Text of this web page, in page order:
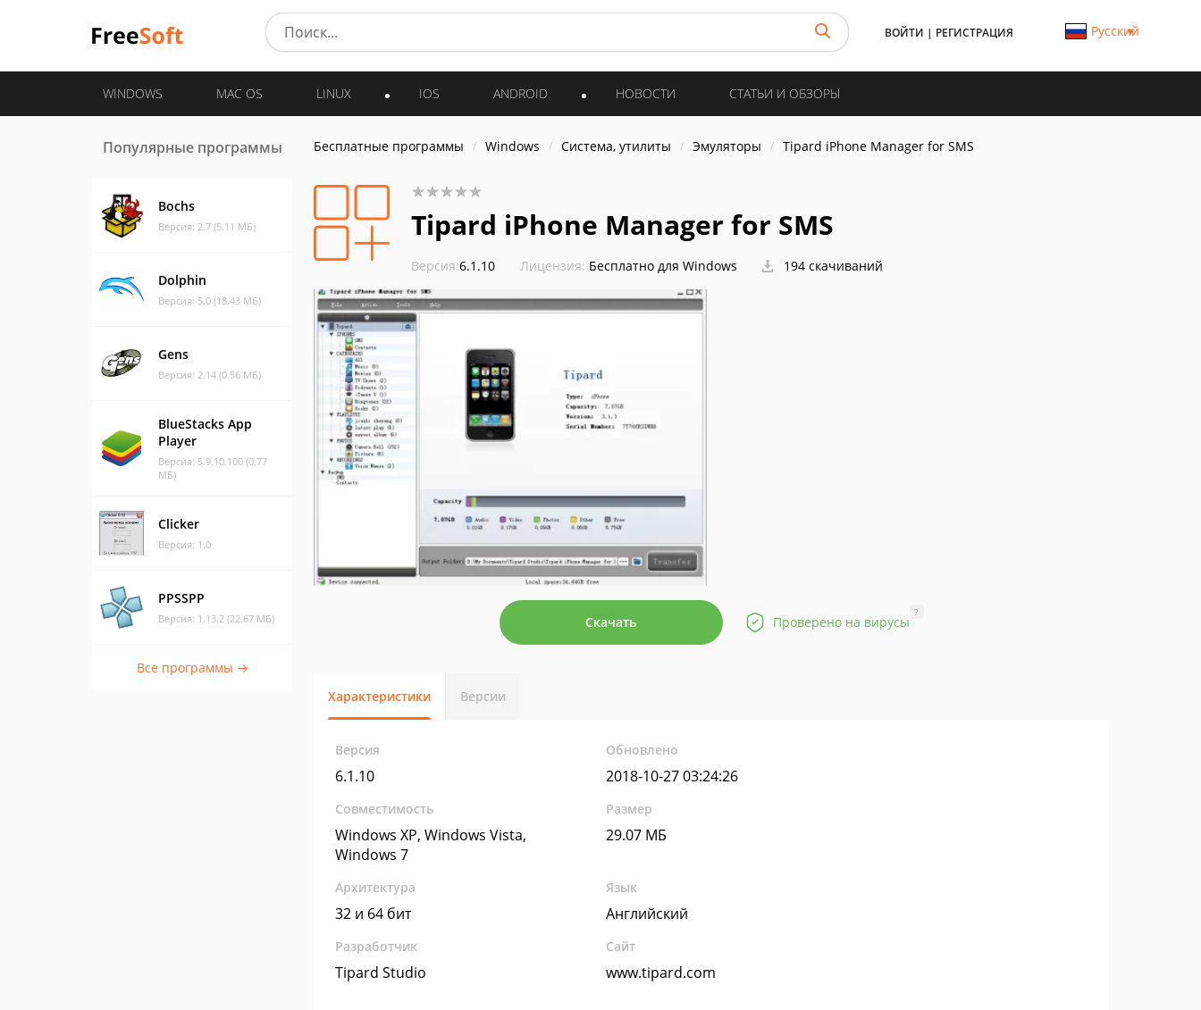
ВОЙТИ | РЕГИСТРАЦИЯ Русский
WINDOWS MAC OS LINUX IOS ANDROID НОВОСТИ СТАТЬИ И ОБЗОРЫ
Популярные программы
Bochs
Версия: 2.7 (5.11 МБ)
Dolphin
Версия: 5.0 (18.43 МБ)
Gens
Версия: 2.14 (0.56 МБ)
BlueStacks App
Player
Версия: 5.9.10.100 (0.77
МБ)
Clicker
Версия: 1.0
PPSSPP
Версия: 1.13.2 (22.67 МБ)
Все программы →
Бесплатные программы Windows Система, утилиты Эмуляторы Tipard iPhone Manager for SMS
Tipard iPhone Manager for SMS
Версия:6.1.10 Лицензия: Бесплатно для Windows 194 скачиваний
Скачать Проверено на вирусы
?
Характеристики Версии
Версия
6.1.10
Обновлено
2018-10-27 03:24:26
Совместимость
Windows XP, Windows Vista,
Windows 7
Размер
29.07 МБ
Архитектура
32 и 64 бит
Язык
Английский
Разработчик
Tipard Studio
Сайт
www.tipard.com